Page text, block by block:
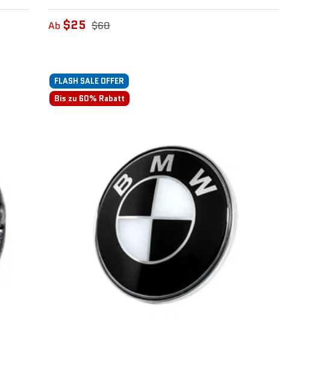
Ab $25 $60
FLASH SALE OFFER
Bis zu 60% Rabatt